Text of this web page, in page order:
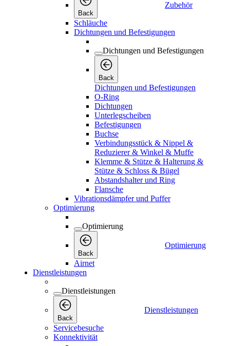
Back
Zubehör
Schläuche
Dichtungen und Befestigungen
Dichtungen und Befestigungen
Back
Dichtungen und Befestigungen
O-Ring
Dichtungen
Unterlegscheiben
Befestigungen
Buchse
Verbindungsstück & Nippel &
Reduzierer & Winkel & Muffe
Klemme & Stütze & Halterung &
Stütze & Schloss & Bügel
Abstandshalter und Ring
Flansche
Vibrationsdämpfer und Puffer
Optimierung
Optimierung
Back
Optimierung
Airnet
Dienstleistungen
Dienstleistungen
Back
Dienstleistungen
Servicebesuche
Konnektivität